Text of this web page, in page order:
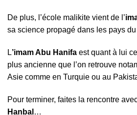
De plus, l’école malikite vient de l’
sa science propagé dans les pays du
L’imam Abu Hanifa est quant à lui
plus ancienne que l’on retrouve
Asie comme en Turquie ou au
Pour terminer, faites la rencontre avec
Hanbal …